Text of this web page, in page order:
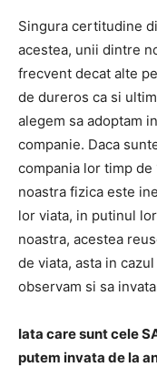
Singura certitudine
acestea, unii dintre
frecvent decat alte
de dureros ca si
alegem sa adoptam
companie. Daca
compania lor timp de
noastra fizica este
lor viata, in putinul
noastra, acestea
de viata, asta in
observam si sa
Iata care sunt cele
putem invata de la